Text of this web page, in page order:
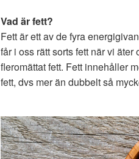
Vad är fett?
Fett är ett av de fyra
får i oss rätt sorts fett när vi
fleromättat fett. Fett innehåller
fett, dvs mer än dubbelt så